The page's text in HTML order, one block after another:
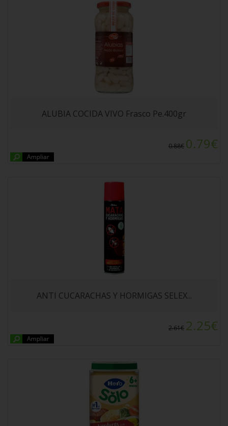
ALUBIA COCIDA VIVO Frasco Pe.400gr
0.88€ 0.79€
ANTI CUCARACHAS Y HORMIGAS SELEX 400ml
ANTI CUCARACHAS Y HORMIGAS SELEX...
2.61€ 2.25€
POTITO HERO BABY POLLO CON TERNERA Y